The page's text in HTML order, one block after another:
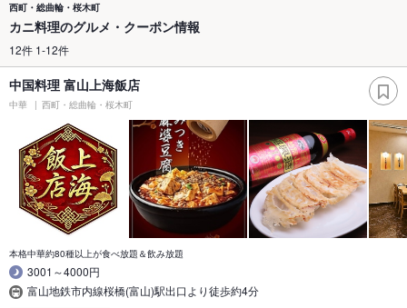
西町・総曲輪・桜木町
カニ料理のグルメ・クーポン情報
12件 1-12件
中国料理 富山上海飯店
中華 西町・総曲輪・桜木町
本格中華約80種以上が食べ放題＆飲み放題
3001～4000円
富山地鉄市内線桜橋(富山)駅出口より徒歩約4分